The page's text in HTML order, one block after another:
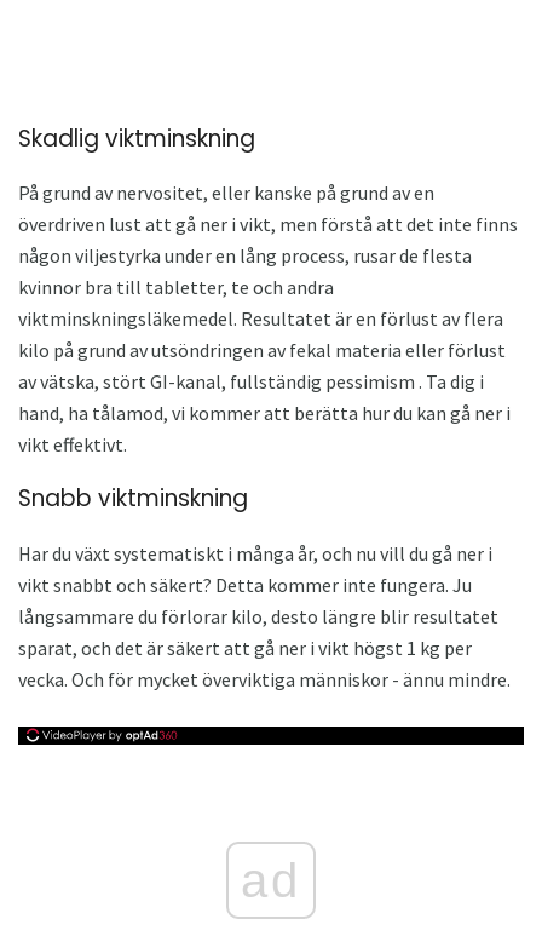
Skadlig viktminskning
På grund av nervositet, eller kanske på grund av en
överdriven lust att gå ner i vikt, men förstå att det inte finns
någon viljestyrka under en lång process, rusar de flesta
kvinnor bra till tabletter, te och andra
viktminskningsläkemedel. Resultatet är en förlust av flera
kilo på grund av utsöndringen av fekal materia eller förlust
av vätska, stört GI-kanal, fullständig pessimism . Ta dig i
hand, ha tålamod, vi kommer att berätta hur du kan gå ner i
vikt effektivt.
Snabb viktminskning
Har du växt systematiskt i många år, och nu vill du gå ner i
vikt snabbt och säkert? Detta kommer inte fungera. Ju
långsammare du förlorar kilo, desto längre blir resultatet
sparat, och det är säkert att gå ner i vikt högst 1 kg per
vecka. Och för mycket överviktiga människor - ännu mindre.
ad